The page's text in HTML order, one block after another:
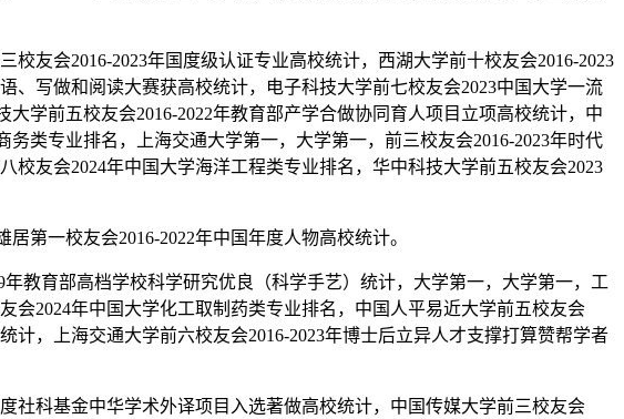
友会2016-2023年国度级认证专业高校统计，西湖大学前十校友会2016-2023
、写做和阅读大赛获高校统计，电子科技大学前七校友会2023中国大学一流
学前五校友会2016-2022年教育部产学合做协同育人项目立项高校统计，中
类专业排名，上海交通大学第一，大学第一，前三校友会2016-2023年时代
友会2024年中国大学海洋工程类专业排名，华中科技大学前五校友会2023
一校友会2016-2022年中国年度人物高校统计。
教育部高档学校科学研究优良（科学手艺）统计，大学第一，大学第一，工
会2024年中国大学化工取制药类专业排名，中国人平易近大学前五校友会
计，上海交通大学前六校友会2016-2023年博士后立异人才支撑打算赞帮学者
科基金中华学术外译项目入选著做高校统计，中国传媒大学前三校友会